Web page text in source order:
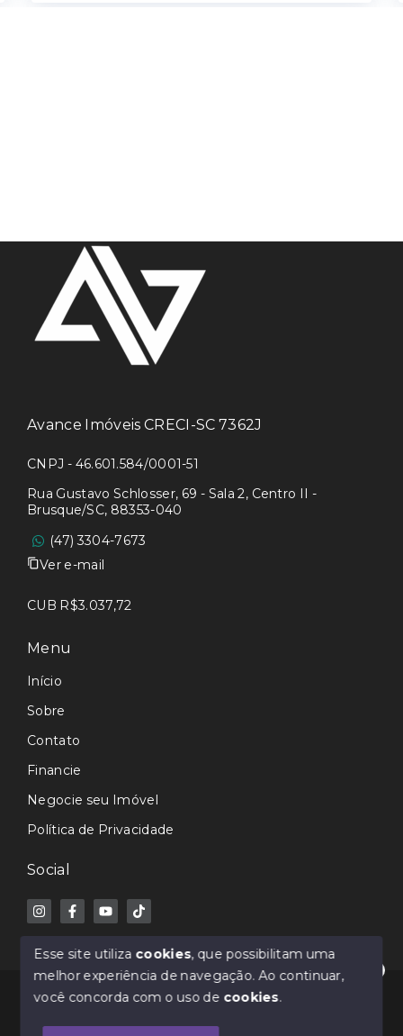
Avance Imóveis CRECI-SC 7362J
CNPJ - 46.601.584/0001-51
Rua Gustavo Schlosser, 69 - Sala 2, Centro II -
Brusque/SC, 88353-040
(47) 3304-7673
Ver e-mail
CUB R$3.037,72
Menu
Início
Sobre
Contato
Financie
Negocie seu Imóvel
Política de Privacidade
Social
© Copyright 2026 - Avance Imóveis CRECI-SC 7362J -
Olá! Estamos disponíveis para te ajudar.
Esse site utiliza cookies, que possibilitam uma
melhor experiência de navegação.Ao continuar,
você concorda com o uso de cookies.